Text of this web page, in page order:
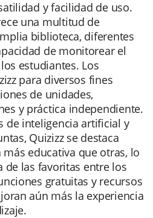
y facilidad de uso.
una multitud de
biblioteca, diferentes
de monitorear el
estudiantes. Los
para diversos fines
de unidades,
y práctica independiente.
de inteligencia artificial y
Quizizz se destaca
educativa que otras, lo
de las favoritas entre los
gratuitas y recursos
aún más la experiencia